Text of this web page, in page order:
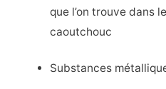
que l’on trouve dans
caoutchouc
Substances